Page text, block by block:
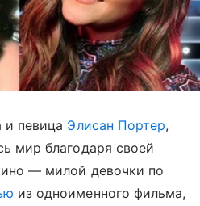
и певица Элисан Портер,
мир благодаря своей
— милой девочки по
из одноименного фильма,